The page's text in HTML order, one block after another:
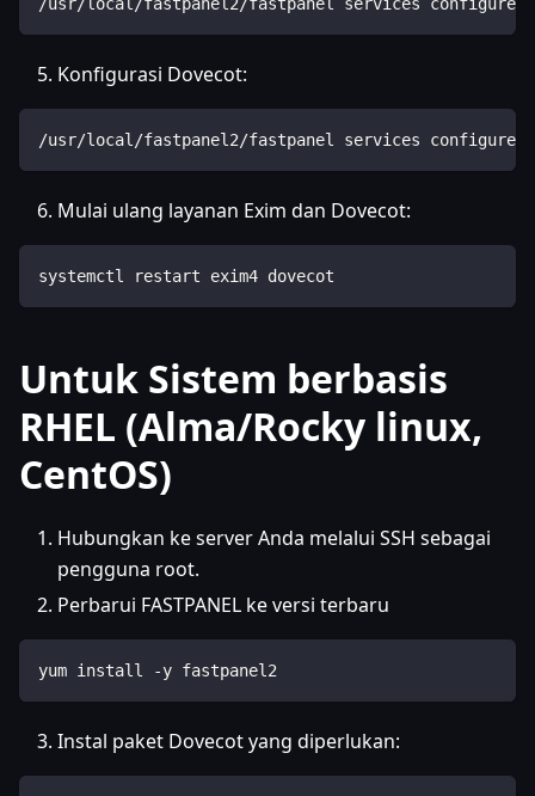
Konfigurasi Dovecot:
/usr/local/fastpanel2/fastpanel services configure
Mulai ulang layanan Exim dan Dovecot:
systemctl restart exim4 dovecot
Untuk Sistem berbasis
RHEL (Alma/Rocky linux,
CentOS)
Hubungkan ke server Anda melalui SSH sebagai
pengguna root.
Perbarui FASTPANEL ke versi terbaru
yum install -y fastpanel2
Instal paket Dovecot yang diperlukan: